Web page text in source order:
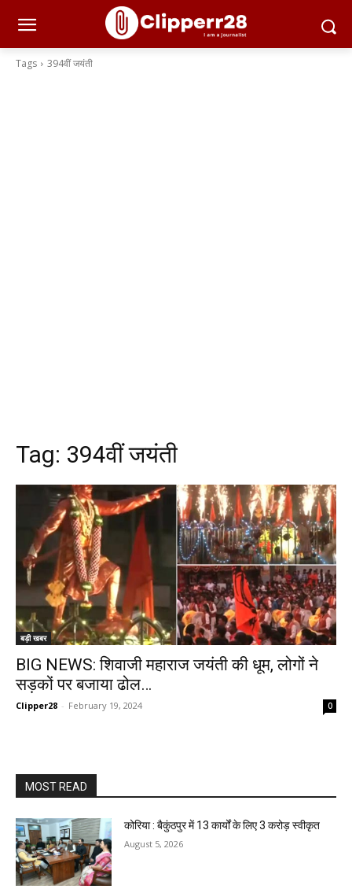
Tags 394वीं जयंती
Tag: 394वीं जयंती
बड़ी खबर
BIG NEWS: शिवाजी महाराज जयंती की धूम, लोगों ने
सड़कों पर बजाया ढोल…
Clipper28 - February 19, 2024 0
MOST READ
कोरिया : बैकुंठपुर में 13 कार्यों के लिए 3 करोड़ स्वीकृत
August 5, 2026